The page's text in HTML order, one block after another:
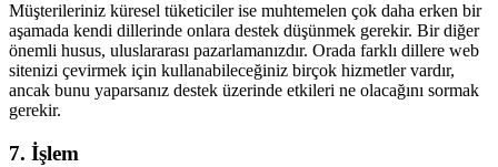
Müşterileriniz küresel tüketiciler ise muhtemelen çok daha erken bir
aşamada kendi dillerinde onlara destek düşünmek gerekir. Bir diğer
önemli husus, uluslararası pazarlamanızdır. Orada farklı dillere web
sitenizi çevirmek için kullanabileceğiniz birçok hizmetler vardır,
ancak bunu yaparsanız destek üzerinde etkileri ne olacağını sormak
gerekir.
7. İşlem